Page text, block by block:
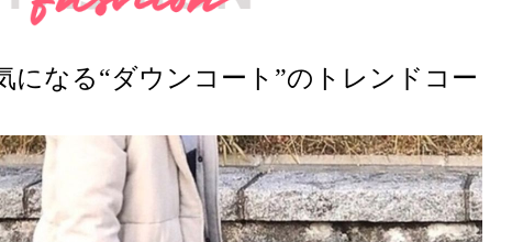
になる“ダウンコート”のトレンドコー